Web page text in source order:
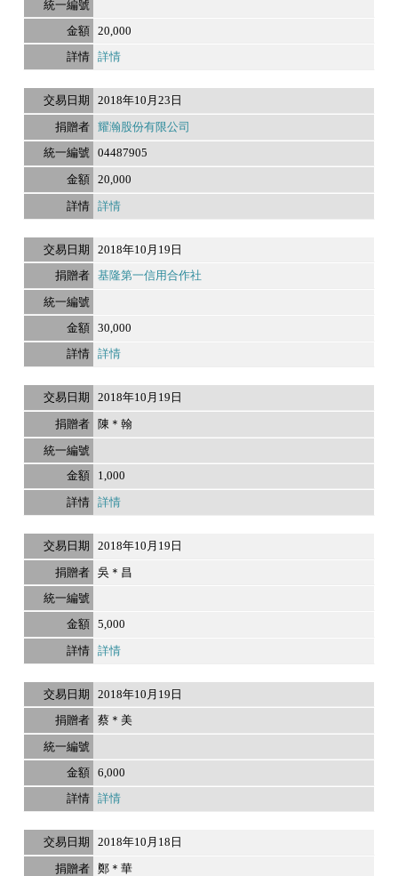
20,000
詳情
2018年10月23日
耀瀚股份有限公司
04487905
20,000
詳情
2018年10月19日
基隆第一信用合作社
30,000
詳情
2018年10月19日
陳＊翰
1,000
詳情
2018年10月19日
吳＊昌
5,000
詳情
2018年10月19日
蔡＊美
6,000
詳情
2018年10月18日
鄭＊華